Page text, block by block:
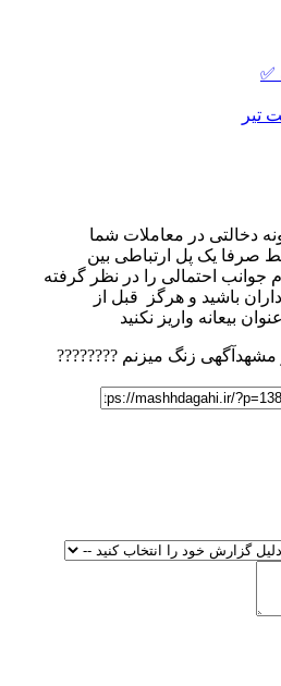
✅
تیر
دخالتی در معاملات شما
صرفا یک پل ارتباطی بین
جوانب احتمالی را در نظر گرفته
باشید و هرگز قبل از
بیعانه واریز نکنید
زنگ میزنم ????????